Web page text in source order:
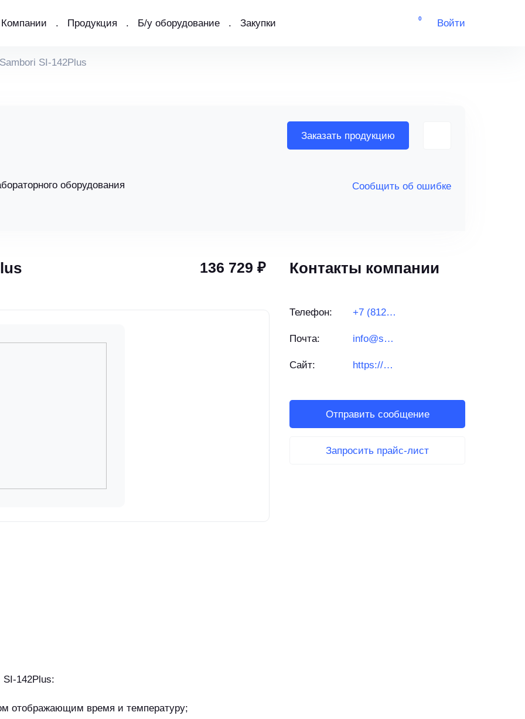
Компании Продукция Б/у оборудование Закупки 0 Войти
SI-142Plus
оборудования
Заказать продукцию
Сообщить об ошибке
136 729 ₽
SI-142Plus:
отображающим время и температуру;
Контакты компании
Телефон: +7 (812) 501-29-55
Почта: info@sambori.ru
Сайт: https://sambori.ru/
Отправить сообщение
Запросить прайс-лист